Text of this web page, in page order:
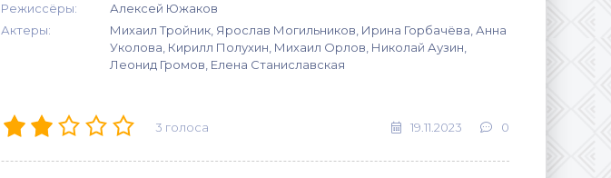
Режиссёры:
Алексей Южаков
Актеры:
Михаил Тройник, Ярослав Могильников, Ирина Горбачёва, Анна
Уколова, Кирилл Полухин, Михаил Орлов, Николай Аузин,
Леонид Громов, Елена Станиславская
3 голоса 19.11.2023 0